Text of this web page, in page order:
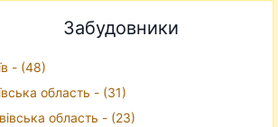
Забудовники
- (48)
область - (31)
область - (23)